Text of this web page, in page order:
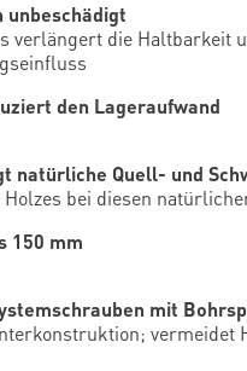
unbeschädigt
verlängert die Haltbarkeit
den Lageraufwand
natürliche Quell- und
bei diesen
150 mm
mit
vermeidet